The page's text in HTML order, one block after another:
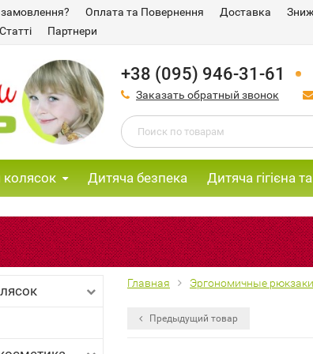
Оплата та Повернення Доставка
Статті Партнери
+38 (095) 946-31-61
Заказать обратный звонок
колясок Дитяча безпека Дитяча гігієна
Главная Эргономичные рюкзаки
Предыдущий товар